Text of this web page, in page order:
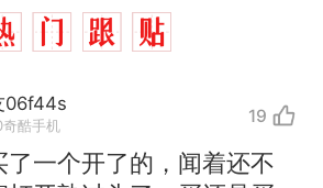
06f44s
酷手机 19
了一个开了的，闻着还不